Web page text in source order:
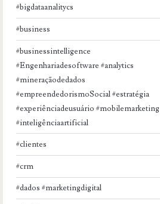
#bigdataanalitycs
#business
#businessintelligence
#Engenhariadesoftware #analytics
#mineraçãodedados
#empreendedorismoSocial #estratégia
#experiênciadeusuário #mobilemarketing
#inteligênciaartificial
#clientes
#crm
#dados #marketingdigital